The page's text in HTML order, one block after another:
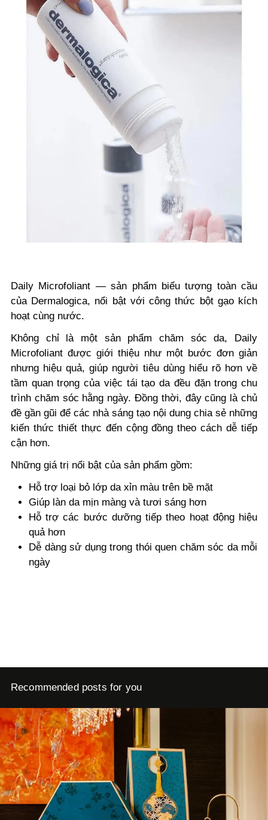
Daily Microfoliant — sản phẩm biểu tượng toàn cầu
của Dermalogica, nổi bật với công thức bột gạo kích
hoạt cùng nước.
Không chỉ là một sản phẩm chăm sóc da, Daily
Microfoliant được giới thiệu như một bước đơn giản
nhưng hiệu quả, giúp người tiêu dùng hiểu rõ hơn về
tầm quan trọng của việc tái tạo da đều đặn trong chu
trình chăm sóc hằng ngày. Đồng thời, đây cũng là chủ
đề gần gũi để các nhà sáng tạo nội dung chia sẻ những
kiến thức thiết thực đến cộng đồng theo cách dễ tiếp
cận hơn.
Những giá trị nổi bật của sản phẩm gồm:
Hỗ trợ loại bỏ lớp da xỉn màu trên bề mặt
Giúp làn da mịn màng và tươi sáng hơn
Hỗ trợ các bước dưỡng tiếp theo hoạt động hiệu
quả hơn
Dễ dàng sử dụng trong thói quen chăm sóc da mỗi
ngày
Recommended posts for you